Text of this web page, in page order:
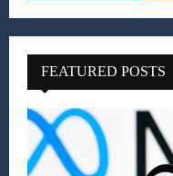
FEATURED POSTS